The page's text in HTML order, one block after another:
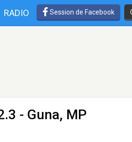
RADIO Session de Facebook
- Guna, MP